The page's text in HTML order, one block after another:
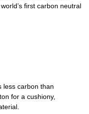
first carbon neutral
less carbon than
for a cushiony,